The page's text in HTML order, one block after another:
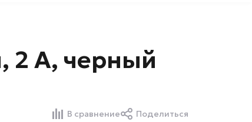
2 А, черный
В сравнение Поделиться